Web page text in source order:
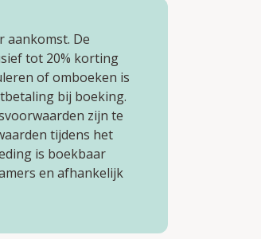
aankomst. De
tot 20% korting
of omboeken is
bij boeking.
zijn te
tijdens het
is boekbaar
en afhankelijk